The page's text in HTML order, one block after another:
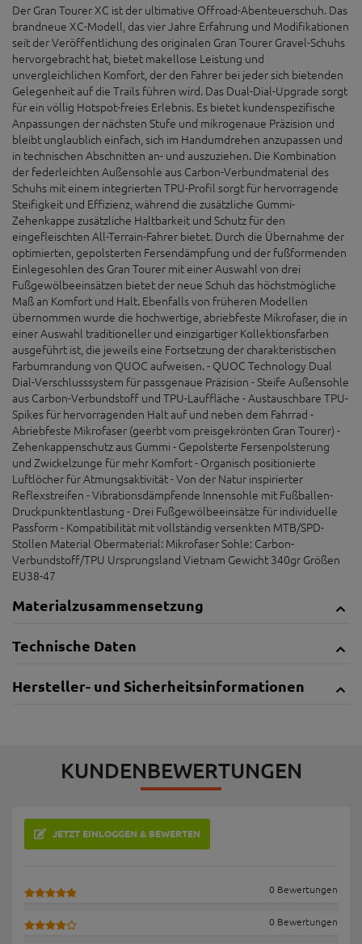
Der Gran Tourer XC ist der ultimative Offroad-Abenteuerschuh. Das
brandneue XC-Modell, das vier Jahre Erfahrung und Modifikationen
seit der Veröffentlichung des originalen Gran Tourer Gravel-Schuhs
hervorgebracht hat, bietet makellose Leistung und
unvergleichlichen Komfort, der den Fahrer bei jeder sich bietenden
Gelegenheit auf die Trails führen wird. Das Dual-Dial-Upgrade sorgt
für ein völlig Hotspot-freies Erlebnis. Es bietet kundenspezifische
Anpassungen der nächsten Stufe und mikrogenaue Präzision und
bleibt unglaublich einfach, sich im Handumdrehen anzupassen und
in technischen Abschnitten an- und auszuziehen. Die Kombination
der federleichten Außensohle aus Carbon-Verbundmaterial des
Schuhs mit einem integrierten TPU-Profil sorgt für hervorragende
Steifigkeit und Effizienz, während die zusätzliche Gummi-
Zehenkappe zusätzliche Haltbarkeit und Schutz für den
eingefleischten All-Terrain-Fahrer bietet. Durch die Übernahme der
optimierten, gepolsterten Fersendämpfung und der fußformenden
Einlegesohlen des Gran Tourer mit einer Auswahl von drei
Fußgewölbeeinsätzen bietet der neue Schuh das höchstmögliche
Maß an Komfort und Halt. Ebenfalls von früheren Modellen
übernommen wurde die hochwertige, abriebfeste Mikrofaser, die in
einer Auswahl traditioneller und einzigartiger Kollektionsfarben
ausgeführt ist, die jeweils eine Fortsetzung der charakteristischen
Farbumrandung von QUOC aufweisen. - QUOC Technology Dual
Dial-Verschlusssystem für passgenaue Präzision - Steife Außensohle
aus Carbon-Verbundstoff und TPU-Lauffläche - Austauschbare TPU-
Spikes für hervorragenden Halt auf und neben dem Fahrrad -
Abriebfeste Mikrofaser (geerbt vom preisgekrönten Gran Tourer) -
Zehenkappenschutz aus Gummi - Gepolsterte Fersenpolsterung
und Zwickelzunge für mehr Komfort - Organisch positionierte
Luftlöcher für Atmungsaktivität - Von der Natur inspirierter
Reflexstreifen - Vibrationsdämpfende Innensohle mit Fußballen-
Druckpunktentlastung - Drei Fußgewölbeeinsätze für individuelle
Passform - Kompatibilität mit vollständig versenkten MTB/SPD-
Stollen Material Obermaterial: Mikrofaser Sohle: Carbon-
Verbundstoff/TPU Ursprungsland Vietnam Gewicht 340gr Größen
EU38-47
Materialzusammensetzung
Technische Daten
Hersteller- und Sicherheitsinformationen
KUNDENBEWERTUNGEN
JETZT EINLOGGEN & BEWERTEN
0 Bewertungen
0 Bewertungen